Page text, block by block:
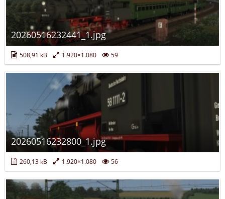
20260516232441_1.jpg
508,91 kB 1.920×1.080 59
20260516232800_1.jpg
260,13 kB 1.920×1.080 56